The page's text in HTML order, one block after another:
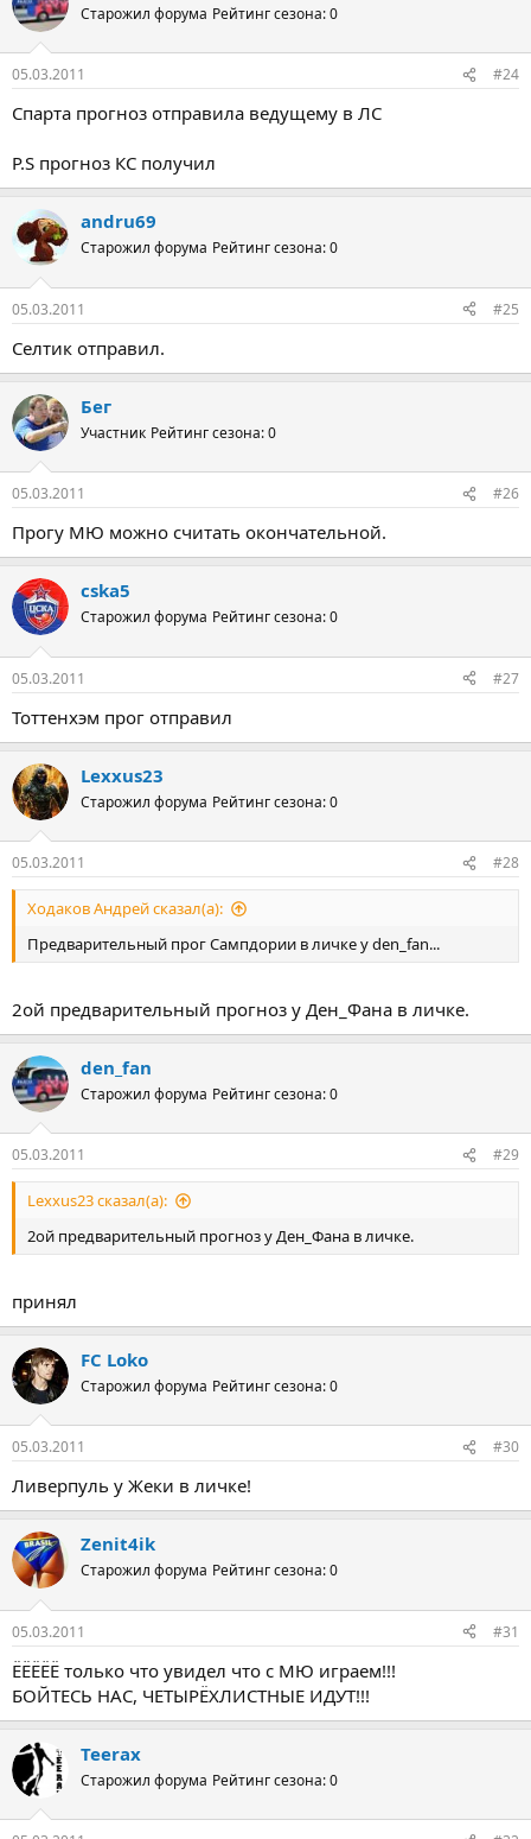
Старожил форума Рейтинг сезона: 0
05.03.2011 #24
Спарта прогноз отправила ведущему в ЛС
P.S прогноз КС получил
andru69
Старожил форума Рейтинг сезона: 0
05.03.2011 #25
Селтик отправил.
Бег
Участник Рейтинг сезона: 0
05.03.2011 #26
Прогу МЮ можно считать окончательной.
cska5
Старожил форума Рейтинг сезона: 0
05.03.2011 #27
Тоттенхэм прог отправил
Lexxus23
Старожил форума Рейтинг сезона: 0
05.03.2011 #28
Ходаков Андрей сказал(а):
Предварительный прог Сампдории в личке у den_fan...
2ой предварительный прогноз у Ден_Фана в личке.
den_fan
Старожил форума Рейтинг сезона: 0
05.03.2011 #29
Lexxus23 сказал(а):
2ой предварительный прогноз у Ден_Фана в личке.
принял
FC Loko
Старожил форума Рейтинг сезона: 0
05.03.2011 #30
Ливерпуль у Жеки в личке!
Zenit4ik
Старожил форума Рейтинг сезона: 0
05.03.2011 #31
ЁЁЁЁЁ только что увидел что с МЮ играем!!!
БОЙТЕСЬ НАС, ЧЕТЫРЁХЛИСТНЫЕ ИДУТ!!!
Teerax
Старожил форума Рейтинг сезона: 0